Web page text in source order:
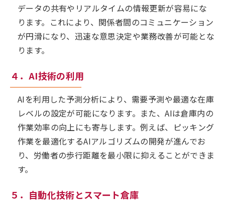
データの共有やリアルタイムの情報更新が容易にな
ります。これにより、関係者間のコミュニケーション
が円滑になり、迅速な意思決定や業務改善が可能とな
ります。
４．AI技術の利用
AIを利用した予測分析により、需要予測や最適な在庫
レベルの設定が可能になります。また、AIは倉庫内の
作業効率の向上にも寄与します。例えば、ピッキング
作業を最適化するAIアルゴリズムの開発が進んでお
り、労働者の歩行距離を最小限に抑えることができま
す。
５．自動化技術とスマート倉庫